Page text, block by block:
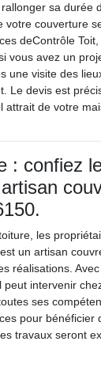
sa durée
votre couverture
deContrôle
vous avez un
une visite des
Le devis est
de votre
: confiez
les
un artisan
réalisations.
intervenir
ses
pour bénéficier
travaux seront